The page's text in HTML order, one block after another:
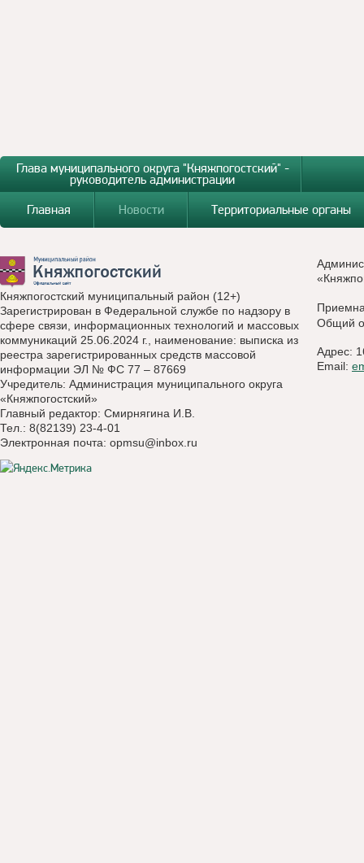
Глава муниципального округа "Княжпогостский" -
руководитель администрации
Главная
Новости Территориальные органы
Княжпогостский муниципальный район (12+)
Зарегистрирован в Федеральной службе по надзору в
сфере связи, информационных технологий и массовых
коммуникаций 25.06.2024 г., наименование: выписка из
реестра зарегистрированных средств массовой
информации ЭЛ № ФС 77 – 87669
Учредитель: Администрация муниципального округа
«Княжпогостский»
Главный редактор: Смирнягина И.В.
Тел.: 8(82139) 23-4-01
Электронная почта: opmsu@inbox.ru
Общий
Адрес:
Email: